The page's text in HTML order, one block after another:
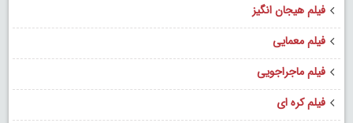
فیلم هیجان انگیز
فیلم معمایی
فیلم ماجراجویی
فیلم کره ای